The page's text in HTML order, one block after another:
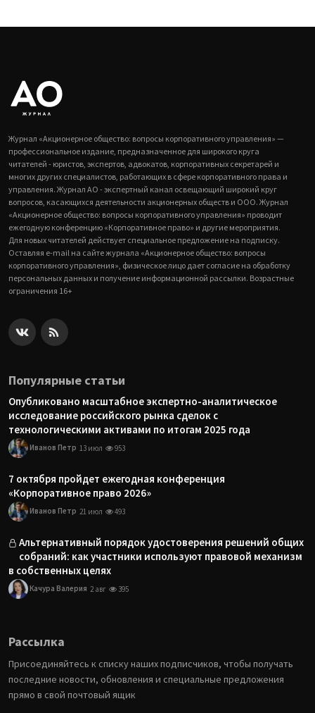
Журнал «Акционерное общество: вопросы корпоративного управления» —
профессиональное издание, предназначенное для широкого круга
читателей - юристов, экспертов, адвокатов, корпоративных секретарей и
многих других специалистов, работающих в сфере корпоративного права и
управления. Журнал АО - экспертный канал освещающий широкий круг
вопросов, касающихся деятельности акционерных обществ и ООО. Журнал
«Акционерное общество: вопросы корпоративного управления» проводит
ежегодную конференцию «Корпоративное право» и другие мероприятия.
Для новых читателей действует специальное предложение на подписку.
Оставляя e-mail на сайте журнала «Акционерное общество: вопросы
корпоративного управления», физическое лицо дает согласие на обработку
персональных данных и получение информационной рассылки. Возрастные
ограничения 16+
Популярные статьи
Опубликовано масштабное экспертно-аналитическое
исследование российского рынка сделок с
технологическими активами по итогам 2025 года
Иванов Петр 13 июл 953
7 октября пройдет ежегодная конференция
«Корпоративное право 2026»
Иванов Петр 21 июл 493
Альтернативный порядок удостоверения решений общих
собраний: как участники используют правовой механизм
в собственных целях
Качура Валерия 2 авг 395
Рассылка
Присоединяйтесь к списку наших подписчиков, чтобы получать
последние новости, обновления и специальные предложения
прямо в свой почтовый ящик